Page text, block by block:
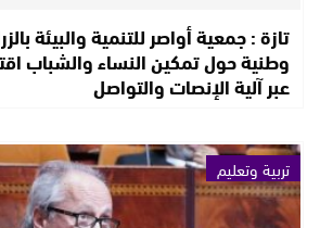
تازة : جمعية أواصر للتنمية والبيئة
وطنية حول تمكين النساء والشباب
عبر آلية الإنصات والتواصل
تربية وتعليم